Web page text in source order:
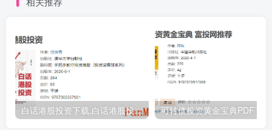
白话港股投资下载,白话港股投资PDF下载,港股投资书籍推荐